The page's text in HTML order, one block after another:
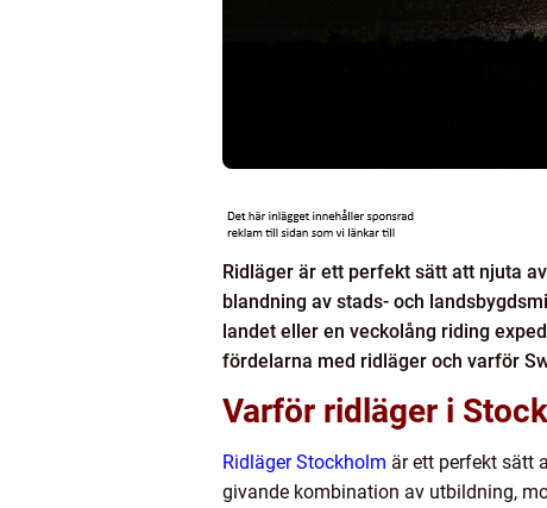
Ridläger är ett perfekt sätt att njuta
blandning av stads- och
landet eller en veckolång riding
fördelarna med ridläger och varför
Varför ridläger i
Ridläger Stockholm är ett perfekt sätt
givande kombination av utbildning,